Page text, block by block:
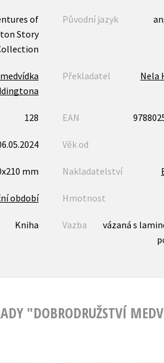
of
Story
Původní jazyk
Překladatel Nela
128 EAN
Věk od
mm Nakladatelství
období Hmotnost
Kniha Vazba
vázaná s
"DOBRODRUŽSTVÍ